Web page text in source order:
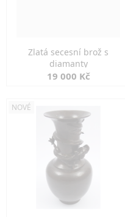
Zlatá secesní brož s
diamanty
19 000 Kč
NOVÉ